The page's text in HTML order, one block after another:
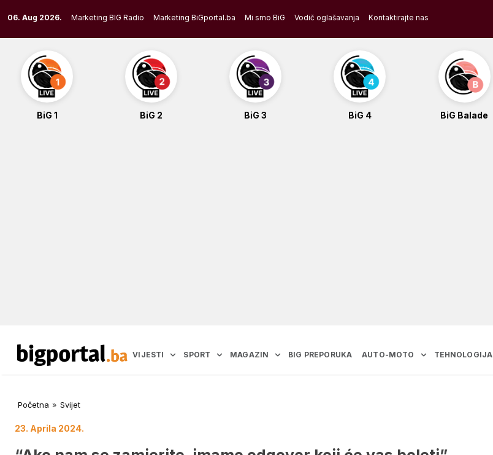
to
content
06. Aug 2026. Marketing BIG Radio Marketing BiGportal.ba Mi smo BiG Vodič oglašavanja Kontaktirajte nas
BiG 1 BiG 2 BiG 3 BiG 4 BiG Balade
VIJESTI SPORT MAGAZIN BIG PREPORUKA AUTO-MOTO TEHNOLOGIJA
Početna » Svijet
23. Aprila 2024.